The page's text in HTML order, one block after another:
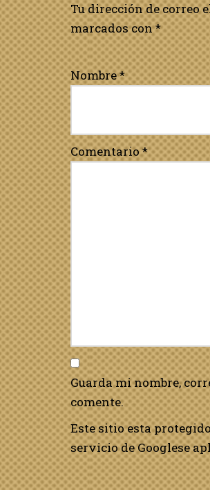
Tu dirección de correo
marcados con*
Nombre*
Comentario*
Guarda mi nombre,
comente.
Este sitio esta
servicio de Googlese